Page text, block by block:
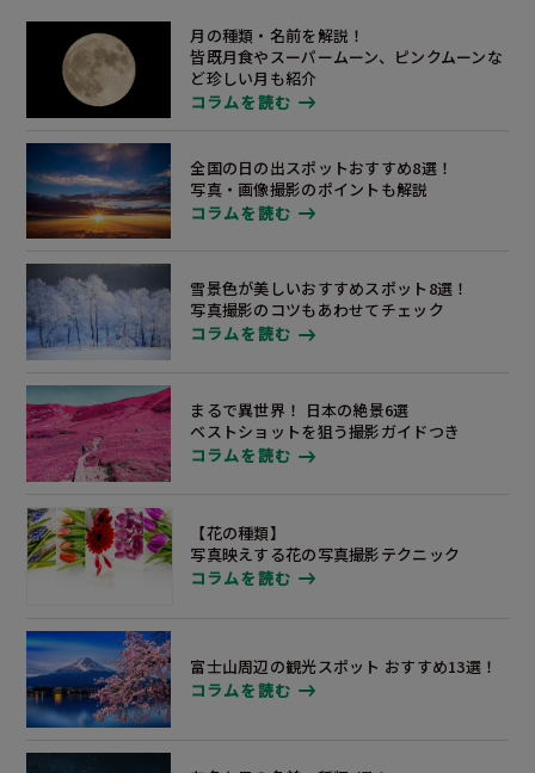
月の種類・名前を解説！
皆既月食やスーパームーン、ピンクムーンな
ど珍しい月も紹介
コラムを読む
全国の日の出スポットおすすめ8選！
写真・画像撮影のポイントも解説
コラムを読む
雪景色が美しいおすすめスポット8選！
写真撮影のコツもあわせてチェック
コラムを読む
まるで異世界！ 日本の絶景6選
ベストショットを狙う撮影ガイドつき
コラムを読む
【花の種類】
写真映えする花の写真撮影テクニック
コラムを読む
富士山周辺の観光スポット おすすめ13選！
コラムを読む